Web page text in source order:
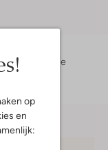
op
en
maat s.
De